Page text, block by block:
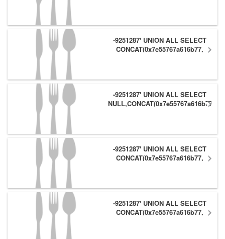
-9251287' UNION ALL SELECT
CONCAT(0x7e55767a616b77,
-9251287' UNION ALL SELECT
NULL,CONCAT(0x7e55767a616b77,
-9251287' UNION ALL SELECT
CONCAT(0x7e55767a616b77,
-9251287' UNION ALL SELECT
CONCAT(0x7e55767a616b77,